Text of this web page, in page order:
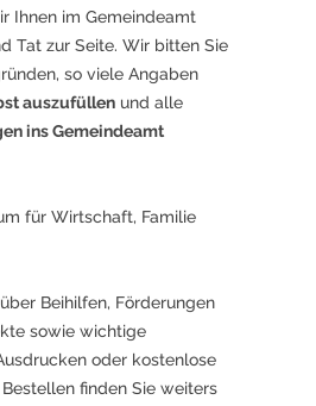
Ihnen im Gemeindeamt
Tat zur Seite. Wir bitten Sie
so viele Angaben
auszufüllen und alle
ins Gemeindeamt
für Wirtschaft, Familie
Beihilfen, Förderungen
sowie wichtige
oder kostenlose
finden Sie weiters